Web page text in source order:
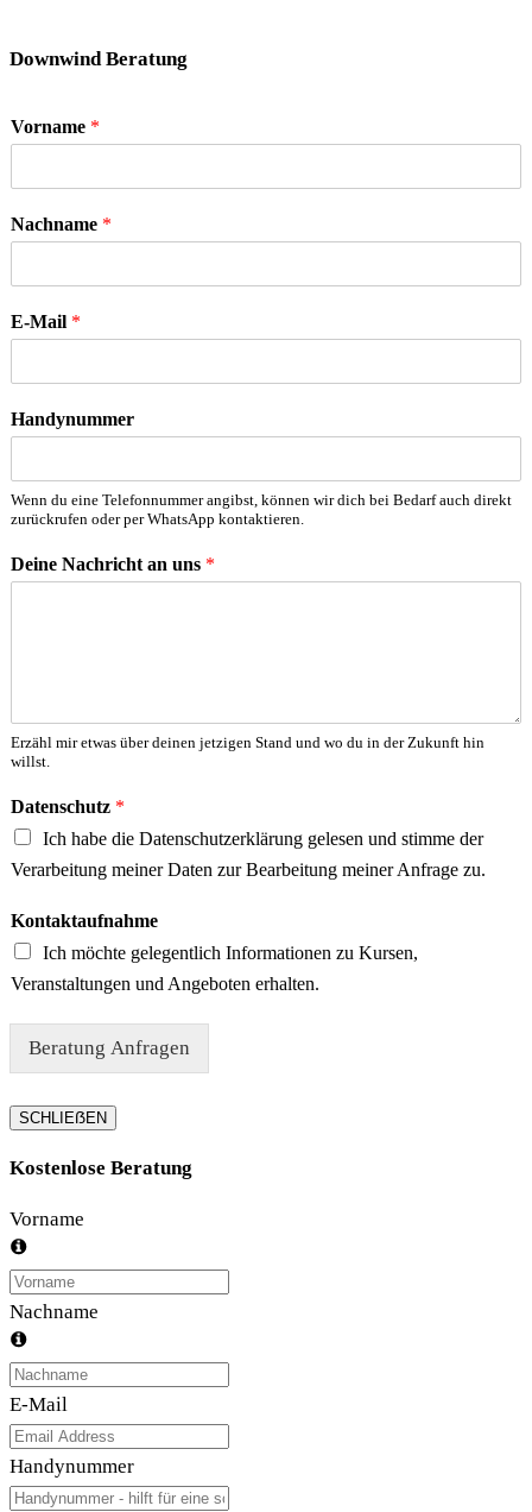
Downwind Beratung
Vorname *
Nachname *
E-Mail *
Handynummer
Wenn du eine Telefonnummer angibst, können wir dich bei Bedarf auch direkt
zurückrufen oder per WhatsApp kontaktieren.
Deine Nachricht an uns *
Erzähl mir etwas über deinen jetzigen Stand und wo du in der Zukunft hin
willst.
Datenschutz *
Ich habe die Datenschutzerklärung gelesen und stimme der
Verarbeitung meiner Daten zur Bearbeitung meiner Anfrage zu.
Kontaktaufnahme
Ich möchte gelegentlich Informationen zu Kursen,
Veranstaltungen und Angeboten erhalten.
Beratung Anfragen
SCHLIEẞEN
Kostenlose Beratung
Vorname
Nachname
E-Mail
Handynummer